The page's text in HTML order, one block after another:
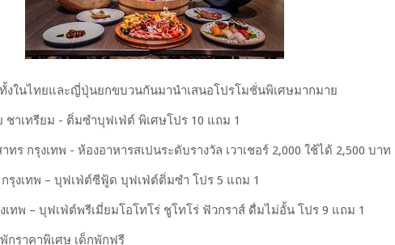
ทั้งในไทยและญี่ปุ่นยกขบวนกันมานำเสนอโปรโมชั่นพิเศษมากมาย
ชาเทรียม - ติ่มซำบุฟเฟ่ต์ พิเศษโปร 10 แถม 1
ทร กรุงเทพ - ห้องอาหารสเปนระดับรางวัล เวาเชอร์ 2,000 ใช้ได้ 2,500 บาท
กรุงเทพ – บุฟเฟ่ต์ซีฟู้ด บุฟเฟ่ต์ติ่มซำ โปร 5 แถม 1
เทพ – บุฟเฟ่ต์พรีเมี่ยมโอโทโร่ ชูโทโร่ ฟัวกราส์ ดื่มไม่อั้น โปร 9 แถม 1
กราคาพิเศษ เด็กพักฟรี